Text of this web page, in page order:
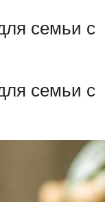
семьи с
семьи с